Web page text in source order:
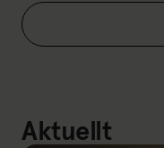
Aktuellt